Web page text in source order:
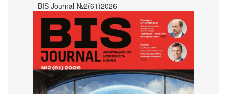
- BIS Journal №2(61)2026 -